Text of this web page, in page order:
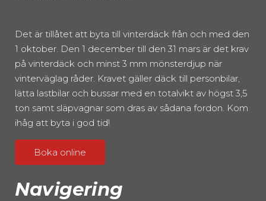
Det är tillåtet att byta till vinterdäck från och med den
1 oktober. Den 1 december till den 31 mars är det krav
på vinterdäck och minst 3 mm mönsterdjup när
vinterväglag råder. Kravet gäller däck till personbilar,
lätta lastbilar och bussar med en totalvikt av högst 3,5
ton samt släpvagnar som dras av sådana fordon. Kom
ihåg att byta i god tid!
Boka online
Navigering